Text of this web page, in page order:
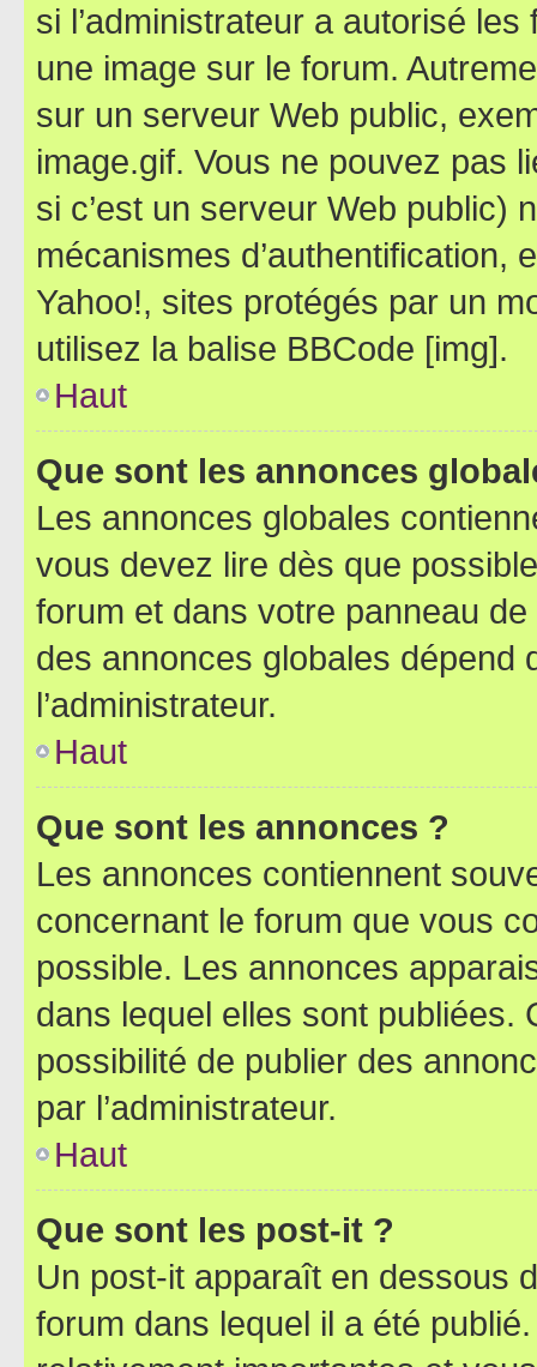
si l’administrateur a autorisé
une image sur le forum.
sur un serveur Web public,
image.gif. Vous ne pouvez pas
si c’est un serveur Web public)
mécanismes d’authentification,
Yahoo!, sites protégés par un
utilisez la balise BBCode [img].
Haut
Que sont les annonces
Les annonces globales
vous devez lire dès que
forum et dans votre panneau
des annonces globales dépend
l’administrateur.
Haut
Que sont les annonces ?
Les annonces contiennent
concernant le forum que vous
possible. Les annonces
dans lequel elles sont publiées.
possibilité de publier des
par l’administrateur.
Haut
Que sont les post-it ?
Un post-it apparaît en dessous
forum dans lequel il a été